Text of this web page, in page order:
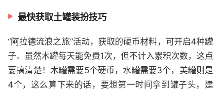
最快获取土罐装扮技巧
“阿拉德流浪之旅”活动，获取的硬币材料，可开启4种罐
子。虽然木罐每天能免费1次，但不计入累积次数，这点
要搞清楚！木罐需要5个硬币，水罐需要3个，美罐则是
4个，这么算下来的话，要想第一时间拿到罐子头，建